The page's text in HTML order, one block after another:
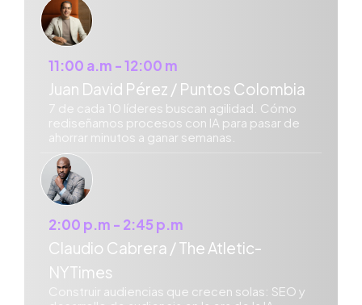
11:00 a.m - 12:00 m
Juan David Pérez / Puntos Colombia
7 de cada 10 líderes buscan agilidad. Cómo
rediseñamos procesos con IA para pasar de
ahorrar minutos a ganar semanas.
2:00 p.m - 2:45 p.m
Claudio Cabrera / The Atletic-
NYTimes
Construir audiencias que crecen solas: SEO y